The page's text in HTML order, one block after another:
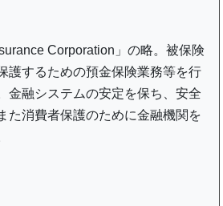
Corporation」の略。被保険
護するための預金保険業務等を行
金融システムの安定を保ち、安全
た消費者保護のために金融機関を